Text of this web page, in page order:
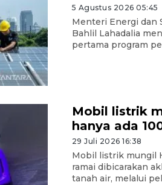
5 Agustus 2026 05:45
Menteri Energi dan
Bahlil Lahadalia
pertama program
Mobil listrik
hanya ada
29 Juli 2026 16:38
Mobil listrik mungil
ramai dibicarakan
tanah air, melalui